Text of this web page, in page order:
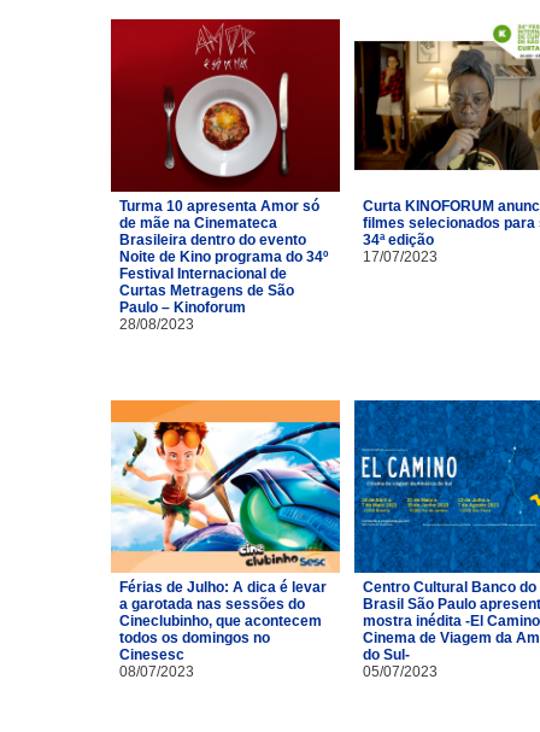
Turma 10 apresenta Amor só
de mãe na Cinemateca
Brasileira dentro do evento
Noite de Kino programa do 34º
Festival Internacional de
Curtas Metragens de São
Paulo – Kinoforum
28/08/2023
Curta KINOFORUM
filmes selecionados para
34ª edição
17/07/2023
Férias de Julho: A dica é levar
a garotada nas sessões do
Cineclubinho, que acontecem
todos os domingos no
Cinesesc
08/07/2023
Centro Cultural Banco do
Brasil São Paulo
mostra inédita -El
Cinema de Viagem da
do Sul-
05/07/2023